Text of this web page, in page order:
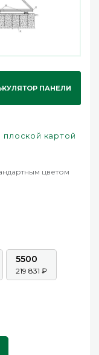
ПАНЕЛИ
картой
цветом
5500
219 831